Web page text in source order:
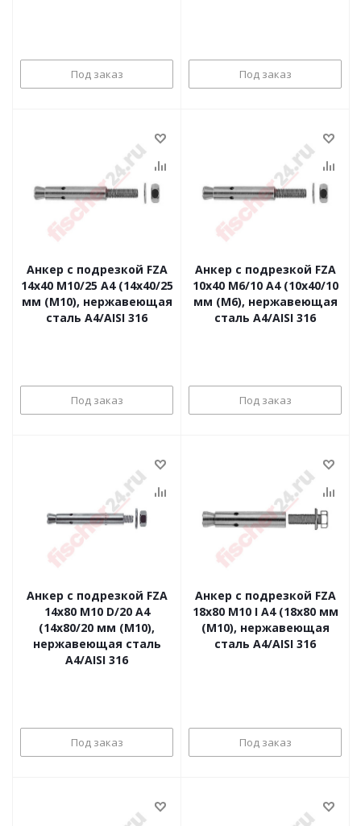
Под заказ Под заказ
Анкер с подрезкой FZA
14x40 M10/25 A4 (14x40/25
мм (M10), нержавеющая
сталь A4/AISI 316
Под заказ
Анкер с подрезкой FZA
10x40 M6/10 A4 (10x40/10
мм (M6), нержавеющая
сталь A4/AISI 316
Под заказ
Анкер с подрезкой FZA
14x80 M10 D/20 A4
(14x80/20 мм (M10),
нержавеющая сталь
A4/AISI 316
Под заказ
Анкер с подрезкой FZA
18x80 M10 I A4 (18x80 мм
(M10), нержавеющая
сталь A4/AISI 316
Под заказ